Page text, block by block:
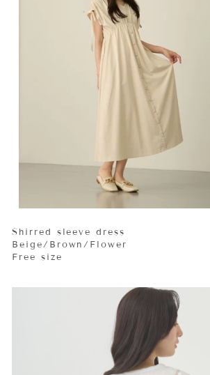
Shirred sleeve dress
Beige/Brown/Flower
Free size